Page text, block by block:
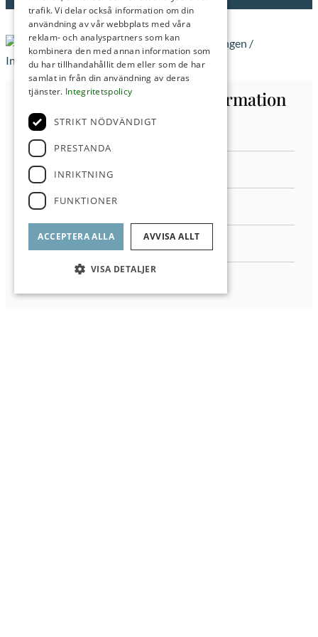
Kontakta oss för mer information
trafik. Vi delar också information om din
användning av vår webbplats med våra
reklam- och analyspartners som kan
kombinera den med annan information som
du har tillhandahållit dem eller som de har
samlat in från din användning av deras
tjänster. Integritetspolicy
STRIKT NÖDVÄNDIGT
PRESTANDA
INRIKTNING
FUNKTIONER
ACCEPTERA ALLA AVVISA ALLT
VISA DETALJER